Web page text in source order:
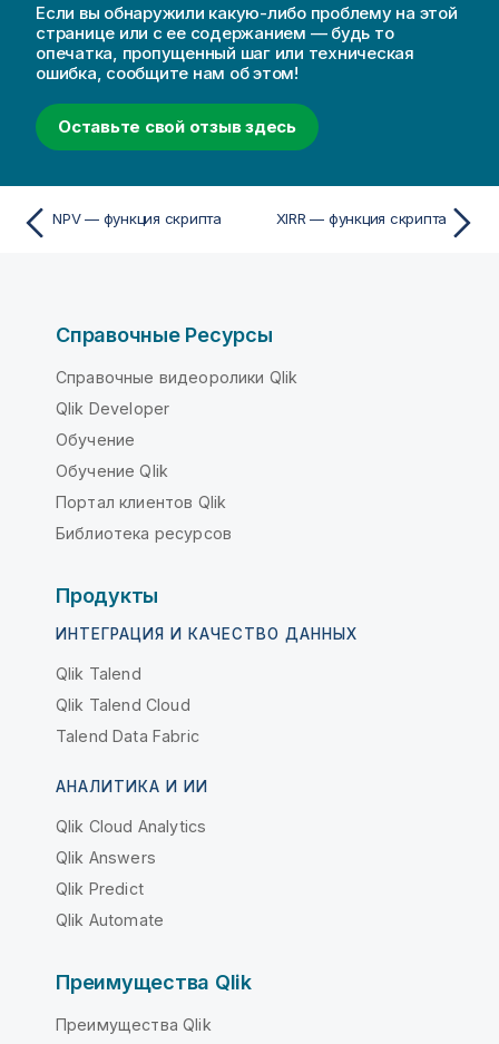
Если вы обнаружили какую-либо проблему на этой
странице или с ее содержанием — будь то
опечатка, пропущенный шаг или техническая
ошибка, сообщите нам об этом!
Оставьте свой отзыв здесь
NPV — функция скрипта XIRR — функция скрипта
Справочные Ресурсы
Справочные видеоролики Qlik
Qlik Developer
Обучение
Обучение Qlik
Портал клиентов Qlik
Библиотека ресурсов
Продукты
ИНТЕГРАЦИЯ И КАЧЕСТВО ДАННЫХ
Qlik Talend
Qlik Talend Cloud
Talend Data Fabric
АНАЛИТИКА И ИИ
Qlik Cloud Analytics
Qlik Answers
Qlik Predict
Qlik Automate
Преимущества Qlik
Преимущества Qlik